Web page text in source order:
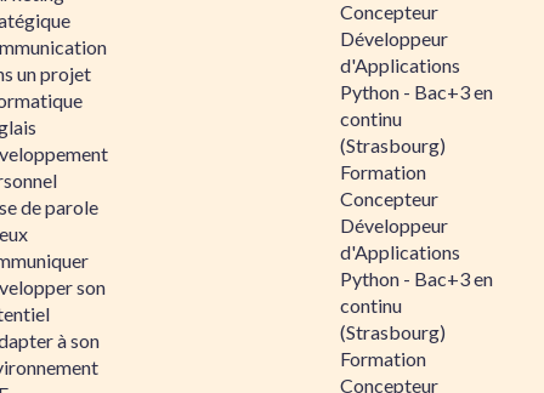
un projet
de parole
son
à son
Concepteur
Développeur
d'Applications
Python - Bac+3 en
continu
(Strasbourg)
Formation
Concepteur
Développeur
d'Applications
Python - Bac+3 en
continu
(Strasbourg)
Formation
Concepteur